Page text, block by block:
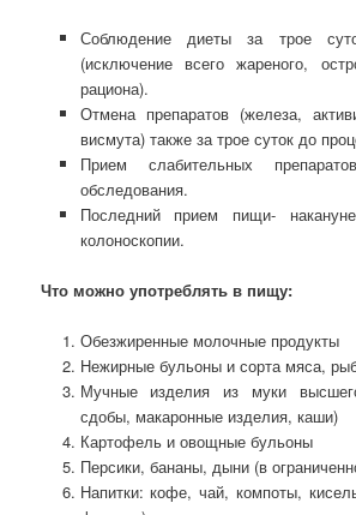
Соблюдение диеты за трое
(исключение всего жареного,
рациона).
Отмена препаратов (железа,
висмута) также за трое суток до
Прием слабительных
обследования.
Последний прием пищи-
колоноскопии.
Что можно употреблять в пищу:
Обезжиренные молочные продукты
Нежирные бульоны и сорта мяса,
Мучные изделия из муки
сдобы, макаронные изделия, каши)
Картофель и овощные бульоны
Персики, бананы, дыни (в
Напитки: кофе, чай, компоты,